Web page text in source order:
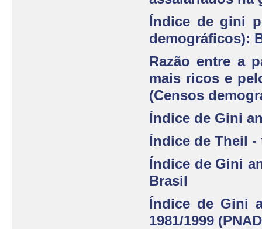
Índice de gini
demográficos):
Razão entre a
mais ricos e
(Censos
Índice de Gini
Índice de Theil -
Índice de Gini
Brasil
Índice de Gini
1981/1999